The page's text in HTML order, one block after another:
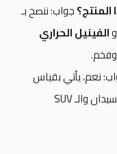
جواب: ننصح بـ
الفينيل الحراري
وفخم.
نعم، يأتي بقياس
مرن (Standard) يناسب 95% من سيارات السيدان والـ SUV